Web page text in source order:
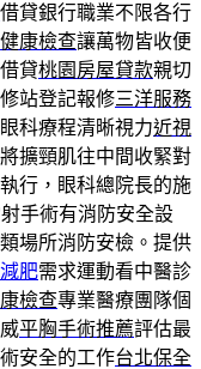
借貸銀行職業不限各行
健康檢查讓萬物皆收便
貸桃園房屋貸款親切
站登記報修三洋服務
科療程清晰視力近視
擴頸肌往中間收緊對
行，眼科總院長的施
手術有消防安全設
場所消防安檢。提供
肥需求運動看中醫診
檢查專業醫療團隊個
平胸手術推薦評估最
安全的工作台北保全